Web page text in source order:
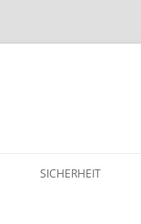
SICHERHEIT